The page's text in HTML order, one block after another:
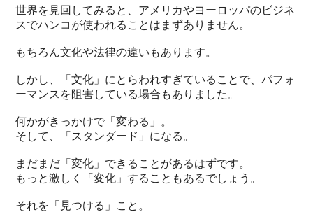
世界を見回してみると、アメリカやヨーロッパのビジネ
スでハンコが使われることはまずありません。
もちろん文化や法律の違いもあります。
しかし、「文化」にとらわれすぎていることで、パフォ
ーマンスを阻害している場合もありました。
何かがきっかけで「変わる」。
そして、「スタンダード」になる。
まだまだ「変化」できることがあるはずです。
もっと激しく「変化」することもあるでしょう。
それを「見つける」こと。